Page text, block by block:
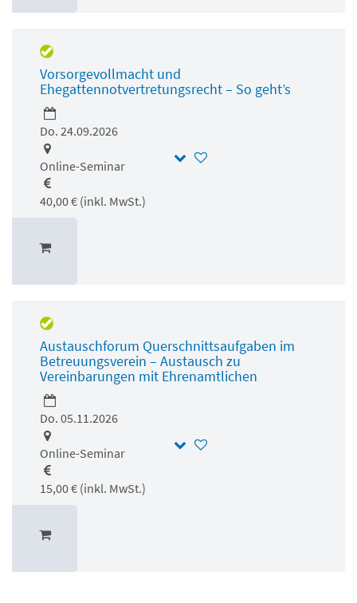
Vorsorgevollmacht und
Ehegattennotvertretungsrecht – So geht’s
Do. 24.09.2026
Online-Seminar
40,00 € (inkl. MwSt.)
Austauschforum Querschnittsaufgaben im
Betreuungsverein – Austausch zu
Vereinbarungen mit Ehrenamtlichen
Do. 05.11.2026
Online-Seminar
15,00 € (inkl. MwSt.)